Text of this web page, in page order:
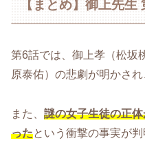
【まとめ】御上先生
第6話では、御上孝（松坂
原泰佑）の悲劇が明かさ
また、 謎の女子生徒の正
ったという衝撃の事実が